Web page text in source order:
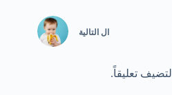
ال التالية
لتضيف تعليقاً.